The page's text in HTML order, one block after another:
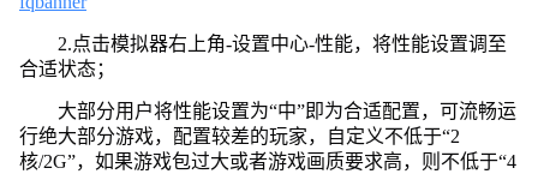
2.点击模拟器右上角-设置中心-性能，将性能设置调至
合适状态；
大部分用户将性能设置为“中”即为合适配置，可流畅运
行绝大部分游戏，配置较差的玩家，自定义不低于“2
核/2G”，如果游戏包过大或者游戏画质要求高，则不低于“4